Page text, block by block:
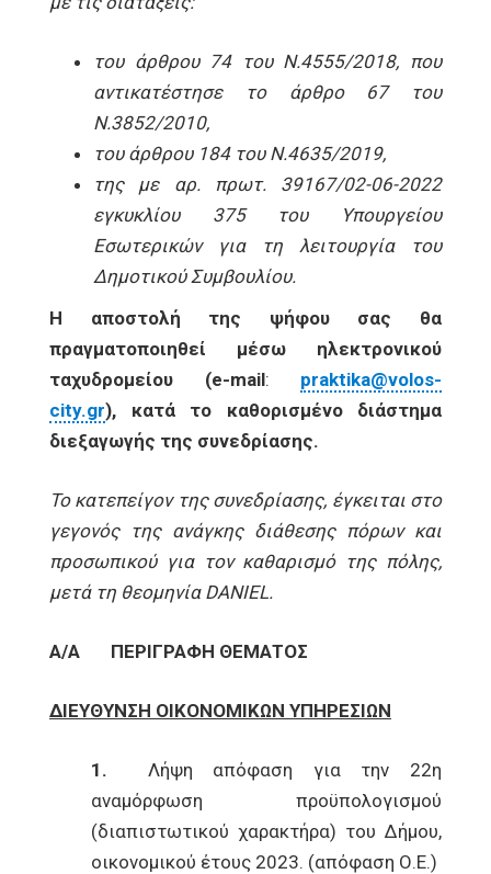
του άρθρου 74 του Ν.4555/2018, που
αντικατέστησε το άρθρο 67 του
Ν.3852/2010,
του άρθρου 184 του Ν.4635/2019,
της με αρ. πρωτ. 39167/02-06-2022
εγκυκλίου 375 του Υπουργείου
Εσωτερικών για τη λειτουργία του
Δημοτικού Συμβουλίου.
Η αποστολή της ψήφου σας θα
πραγματοποιηθεί μέσω ηλεκτρονικού
ταχυδρομείου (e-mail: praktika@volos-
city.gr), κατά το καθορισμένο διάστημα
διεξαγωγής της συνεδρίασης.
Το κατεπείγον της συνεδρίασης, έγκειται στο
γεγονός της ανάγκης διάθεσης πόρων και
προσωπικού για τον καθαρισμό της πόλης,
μετά τη θεομηνία DANIEL.
Α/Α ΠΕΡΙΓΡΑΦΗ ΘΕΜΑΤΟΣ
ΔΙΕΥΘΥΝΣΗ ΟΙΚΟΝΟΜΙΚΩΝ ΥΠΗΡΕΣΙΩΝ
1. Λήψη απόφαση για την 22η
αναμόρφωση προϋπολογισμού
(διαπιστωτικού χαρακτήρα) του Δήμου,
οικονομικού έτους 2023. (απόφαση Ο.Ε.)